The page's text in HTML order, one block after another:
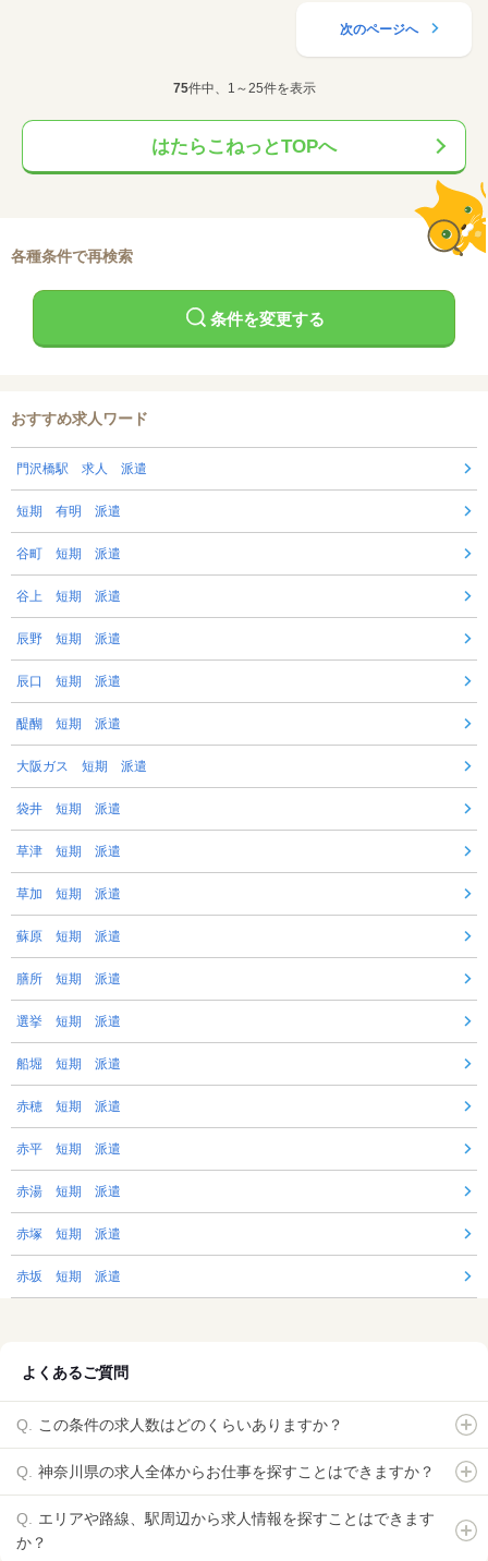
次のページへ
75件中、1～25件を表示
はたらこねっとTOPへ
各種条件で再検索
条件を変更する
おすすめ求人ワード
門沢橋駅 求人 派遣
短期 有明 派遣
谷町 短期 派遣
谷上 短期 派遣
辰野 短期 派遣
辰口 短期 派遣
醍醐 短期 派遣
大阪ガス 短期 派遣
袋井 短期 派遣
草津 短期 派遣
草加 短期 派遣
蘇原 短期 派遣
膳所 短期 派遣
選挙 短期 派遣
船堀 短期 派遣
赤穂 短期 派遣
赤平 短期 派遣
赤湯 短期 派遣
赤塚 短期 派遣
赤坂 短期 派遣
よくあるご質問
この条件の求人数はどのくらいありますか？
神奈川県の求人全体からお仕事を探すことはできますか？
エリアや路線、駅周辺から求人情報を探すことはできます
か？